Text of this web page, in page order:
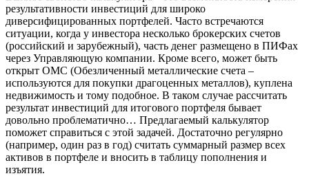
результативности инвестиций для широко
диверсифицированных портфелей. Часто встречаются
ситуации, когда у инвестора несколько брокерских счетов
(российский и зарубежный), часть денег размещено в ПИФах
через Управляющую компании. Кроме всего, может быть
открыт ОМС (Обезличенный металлические счета –
используются для покупки драгоценных металлов), куплена
недвижимость и тому подобное. В таком случае рассчитать
результат инвестиций для итогового портфеля бывает
довольно проблематично… Предлагаемый калькулятор
поможет справиться с этой задачей. Достаточно регулярно
(например, один раз в год) считать суммарный размер всех
активов в портфеле и вносить в таблицу пополнения и
изъятия.